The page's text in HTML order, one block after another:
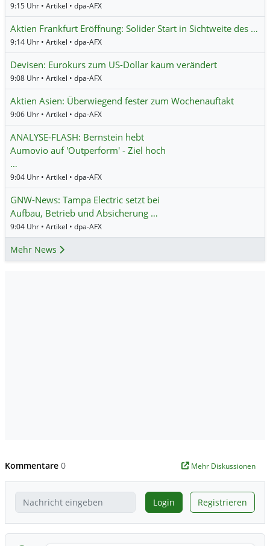
9:15 Uhr • Artikel • dpa-AFX
Aktien Frankfurt Eröffnung: Solider Start in Sichtweite des …
9:14 Uhr • Artikel • dpa-AFX
Devisen: Eurokurs zum US-Dollar kaum verändert
9:08 Uhr • Artikel • dpa-AFX
Aktien Asien: Überwiegend fester zum Wochenauftakt
9:06 Uhr • Artikel • dpa-AFX
ANALYSE-FLASH: Bernstein hebt
Aumovio auf 'Outperform' - Ziel hoch
…
9:04 Uhr • Artikel • dpa-AFX
GNW-News: Tampa Electric setzt bei
Aufbau, Betrieb und Absicherung …
9:04 Uhr • Artikel • dpa-AFX
Mehr News
Kommentare 0 Mehr Diskussionen
Login Registrieren